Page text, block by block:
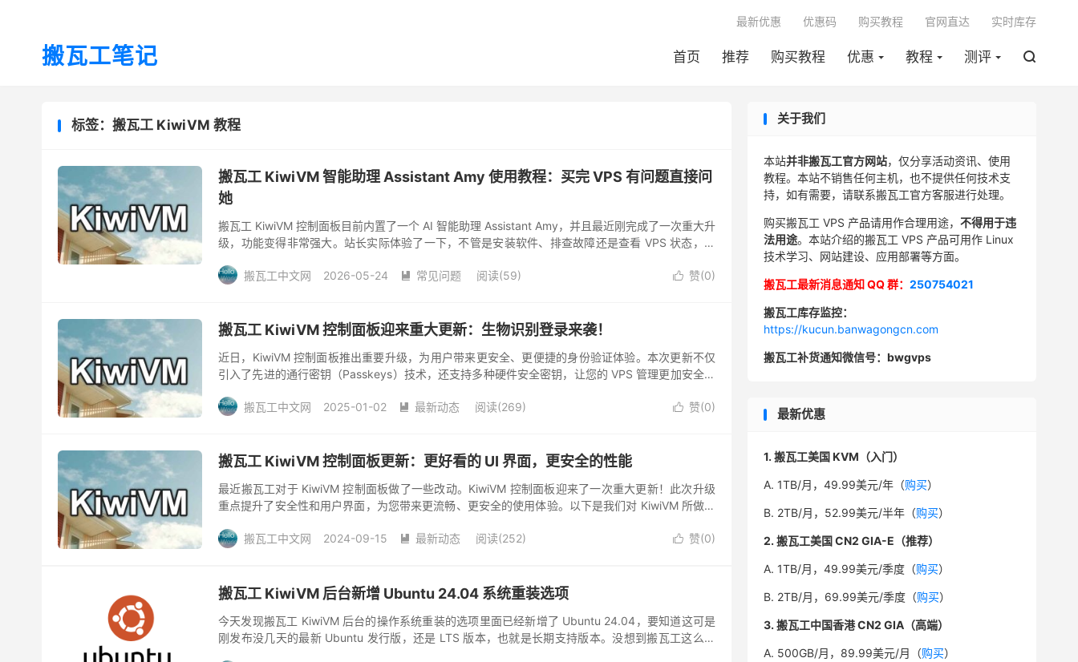
搬瓦工笔记 首页 推荐 购买教程 优惠 教程 测评 
最新优惠 优惠码 购买教程 官网直达 实时库存
标签：搬瓦工 KiwiVM 教程
搬瓦工 KiwiVM 智能助理 Assistant Amy 使用教程：买完 VPS 有问题直接问
她
搬瓦工 KiwiVM 控制面板目前内置了一个 AI 智能助理 Assistant Amy，并且最近刚完成了一次重大升
级，功能变得非常强大。站长实际体验了一下，不管是安装软件、排查故障还是查看 VPS 状态，基
搬瓦工中文网
2026-05-24  常见问题 阅读(59)  赞(0)
搬瓦工 KiwiVM 控制面板迎来重大更新：生物识别登录来袭！
近日，KiwiVM 控制面板推出重要升级，为用户带来更安全、更便捷的身份验证体验。本次更新不仅
引入了先进的通行密钥（Passkeys）技术，还支持多种硬件安全密钥，让您的 VPS 管理更加安全可
搬瓦工中文网
2025-01-02  最新动态 阅读(269)  赞(0)
搬瓦工 KiwiVM 控制面板更新：更好看的 UI 界面，更安全的性能
最近搬瓦工对于 KiwiVM 控制面板做了一些改动。KiwiVM 控制面板迎来了一次重大更新！此次升级
重点提升了安全性和用户界面，为您带来更流畅、更安全的使用体验。以下是我们对 KiwiVM 所做的
搬瓦工中文网
2024-09-15  最新动态 阅读(252)  赞(0)
搬瓦工 KiwiVM 后台新增 Ubuntu 24.04 系统重装选项
今天发现搬瓦工 KiwiVM 后台的操作系统重装的选项里面已经新增了 Ubuntu 24.04，要知道这可是
刚发布没几天的最新 Ubuntu 发行版，还是 LTS 版本，也就是长期支持版本。没想到搬瓦工这么快
关于我们
本站并非搬瓦工官方网站，仅分享活动资讯、使用
教程。本站不销售任何主机，也不提供任何技术支
持，如有需要，请联系搬瓦工官方客服进行处理。
购买搬瓦工 VPS 产品请用作合理用途， 不得用于违
法用途。本站介绍的搬瓦工 VPS 产品可用作 Linux
技术学习、网站建设、应用部署等方面。
搬瓦工最新消息通知 QQ 群： 250754021
搬瓦工库存监控：
https://kucun.banwagongcn.com
搬瓦工补货通知微信号：bwgvps
最新优惠
1. 搬瓦工美国 KVM（入门）
A. 1TB/月，49.99美元/年（购买）
B. 2TB/月，52.99美元/半年（购买）
2. 搬瓦工美国 CN2 GIA-E（推荐）
A. 1TB/月，49.99美元/季度（购买）
B. 2TB/月，69.99美元/季度（购买）
3. 搬瓦工中国香港 CN2 GIA（高端）
A. 500GB/月，89.99美元/月（购买）